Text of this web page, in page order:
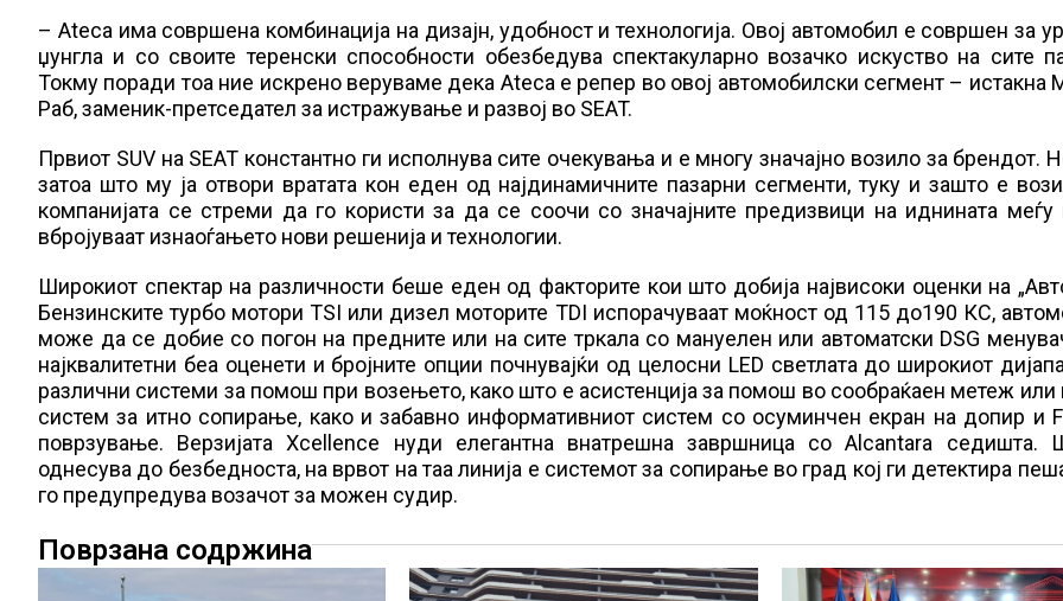
– Ateca има совршена комбинација на дизајн, удобност и технологија. Овој автомобил е совршен за
џунгла и со своите теренски способности обезбедува спектакуларно возачко искуство на сите
Токму поради тоа ние искрено веруваме дека Ateca е репер во овој автомобилски сегмент – истакна
Раб, заменик-претседател за истражување и развој во SEAT.
Првиот SUV на SEAT константно ги исполнува сите очекувања и е многу значајно возило за брендот.
затоа што му ја отвори вратата кон еден од најдинамичните пазарни сегменти, туку и зашто е
компанијата се стреми да го користи за да се соочи со значајните предизвици на иднината меѓу
вбројуваат изнаоѓањето нови решенија и технологии.
Широкиот спектар на различности беше еден од факторите кои што добија највисоки оценки на
Бензинските турбо мотори TSI или дизел моторите TDI испорачуваат моќност од 115 до190 КС,
може да се добие со погон на предните или на сите тркала со мануелен или автоматски DSG
најквалитетни беа оценети и бројните опции почнувајќи од целосни LED светлата до широкиот
различни системи за помош при возењето, како што е асистенција за помош во сообраќаен метеж или
систем за итно сопирање, како и забавно информативниот систем со осуминчен екран на допир и
поврзување. Верзијата Xcellence нуди елегантна внатрешна завршница со Alcantara седишта.
однесува до безбедноста, на врвот на таа линија е системот за сопирање во град кој ги детектира
го предупредува возачот за можен судир.
Поврзана содржина